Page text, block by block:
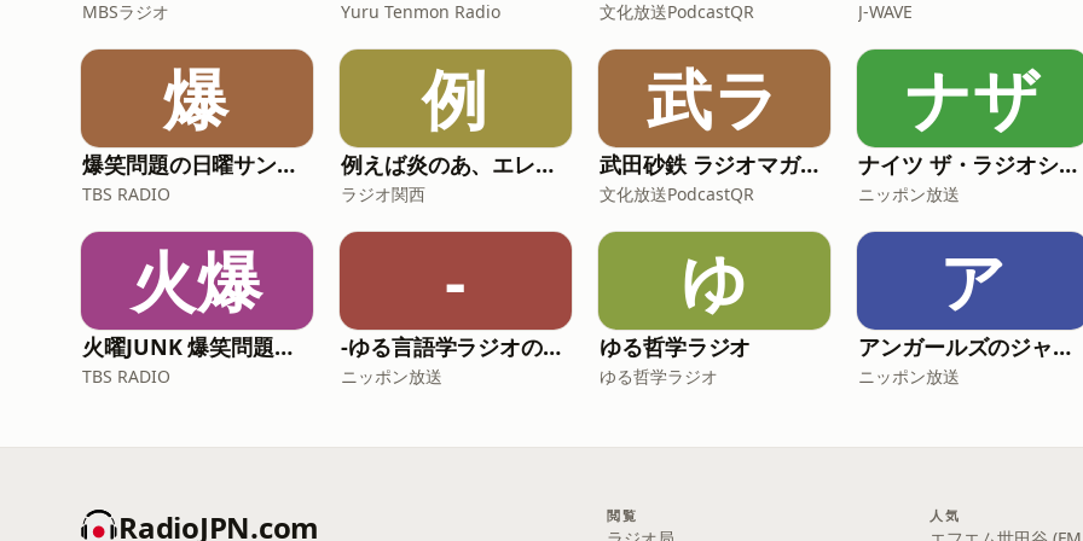
MBSラジオ Yuru Tenmon Radio 文化放送PodcastQR J-WAVE
爆
爆笑問題の日曜サンデー
TBS RADIO
例
例えば炎のあ、エレガンス
ラジオ関西
武ラ
武田砂鉄 ラジオマガジン 「ラジマガコラム」
文化放送PodcastQR
ナザ
ナイツ ザ・ラジオショー【最新回のみ】
ニッポン放送
火爆
火曜JUNK 爆笑問題カーボーイ
TBS RADIO
-
-ゆる言語学ラジオのオールナイトニッポンPODCAST【月替り・5月担当】---
ニッポン放送
ゆ
ゆる哲学ラジオ
ゆる哲学ラジオ
ア
アンガールズのジャンピン[-オールナイトニッポンPODCAST-]
ニッポン放送
RadioJPN.com 閲覧 人気